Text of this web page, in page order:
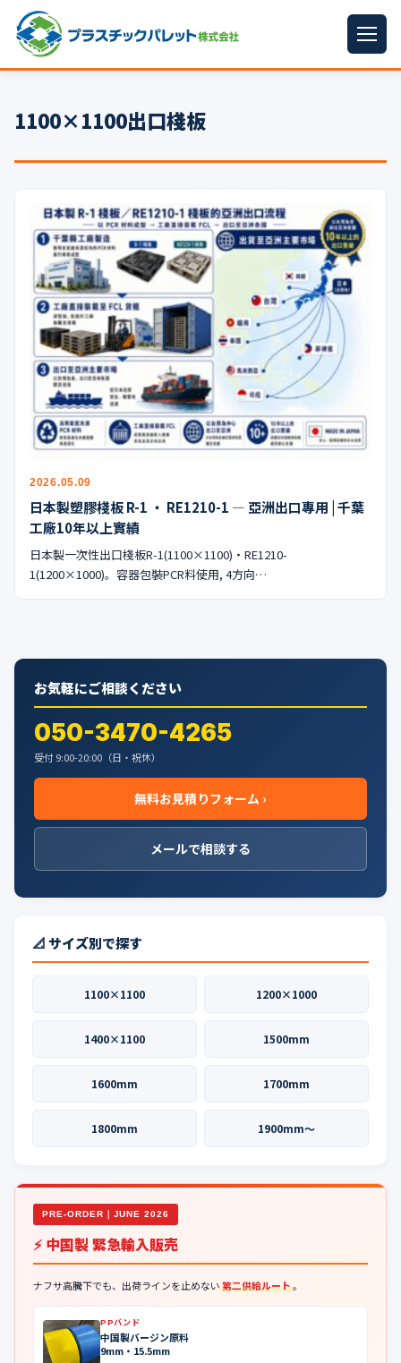
パレットサイズ
プラパレット ▼
コンテナ
中古パレット
再生原料
梱包資材
イラン情勢まとめ
公式ブログ
会社案内
🇺🇸 🇰🇷🇹🇼🇻🇳
1100×1100出口棧板
2026.05.09
日本製塑膠棧板 R-1 ・ RE1210-1 — 亞洲出口專用 | 千葉
工廠10年以上實績
日本製一次性出口棧板R-1(1100×1100)・RE1210-
1(1200×1000)。容器包裝PCR料使用, 4方向…
お気軽にご相談ください
050-3470-4265
受付 9:00-20:00（日・祝休）
無料お見積りフォーム ›
メールで相談する
📐 サイズ別で探す
1100×1100 1200×1000
1400×1100 1500mm
1600mm 1700mm
1800mm 1900mm〜
PRE-ORDER｜JUNE 2026
⚡ 中国製 緊急輸入販売
ナフサ高騰下でも、出荷ラインを止めない第二供給ルート。
PPバンド
中国製バージン原料
9mm・15.5mm